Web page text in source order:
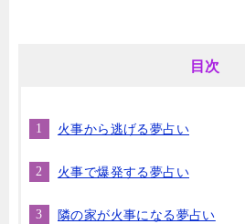
目次
火事から逃げる夢占い
火事で爆発する夢占い
隣の家が火事になる夢占い